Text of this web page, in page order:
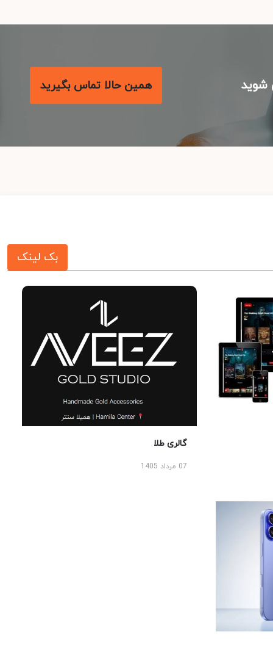
همین حالا تماس بگیرید
بک لینک
گالری طلا
07 مرداد 1405